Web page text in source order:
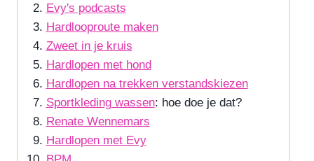
Evy's podcasts
Hardlooproute maken
Zweet in je kruis
Hardlopen met hond
Hardlopen na trekken verstandskiezen
Sportkleding wassen: hoe doe je dat?
Renate Wennemars
Hardlopen met Evy